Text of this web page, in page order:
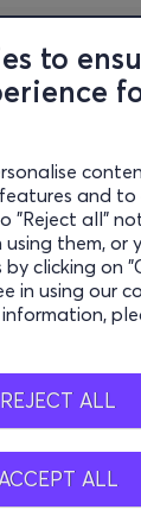
to
and to
"Reject all"
them, or
clicking on
in using our
REJECT ALL
ACCEPT ALL